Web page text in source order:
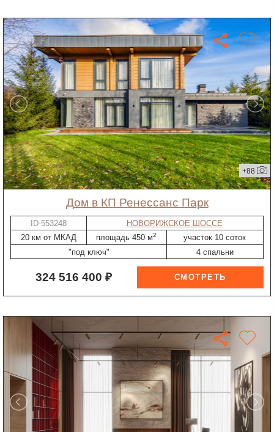
+88
дом в КП Ренессанс Парк
ID-553248
НОВОРИЖСКОЕ ШОССЕ
20 км от МКАД
площадь 450 м2
участок 10 соток
"под ключ"
4 спальни
324 516 400 ₽